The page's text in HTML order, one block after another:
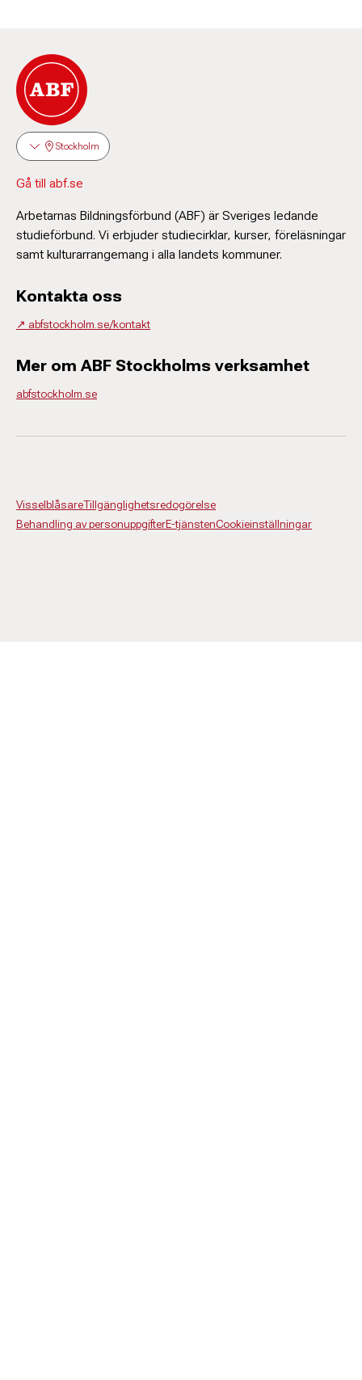
Stockholm
Gå till abf.se
Arbetarnas Bildningsförbund (ABF) är Sveriges ledande
studieförbund. Vi erbjuder studiecirklar, kurser, föreläsningar
samt kulturarrangemang i alla landets kommuner.
Kontakta oss
↗️ abfstockholm.se/kontakt
Mer om ABF Stockholms verksamhet
abfstockholm.se
VisselblåsareTillgänglighetsredogörelse
Behandling av personuppgifterE-tjänstenCookieinställningar